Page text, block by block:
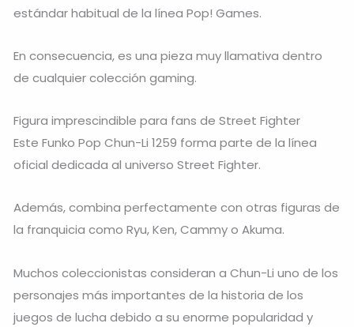
estándar habitual de la línea Pop! Games.
En consecuencia, es una pieza muy llamativa dentro
de cualquier colección gaming.
Figura imprescindible para fans de Street Fighter
Este Funko Pop Chun-Li 1259 forma parte de la línea
oficial dedicada al universo Street Fighter.
Además, combina perfectamente con otras figuras de
la franquicia como Ryu, Ken, Cammy o Akuma.
Muchos coleccionistas consideran a Chun-Li uno de los
personajes más importantes de la historia de los
juegos de lucha debido a su enorme popularidad y